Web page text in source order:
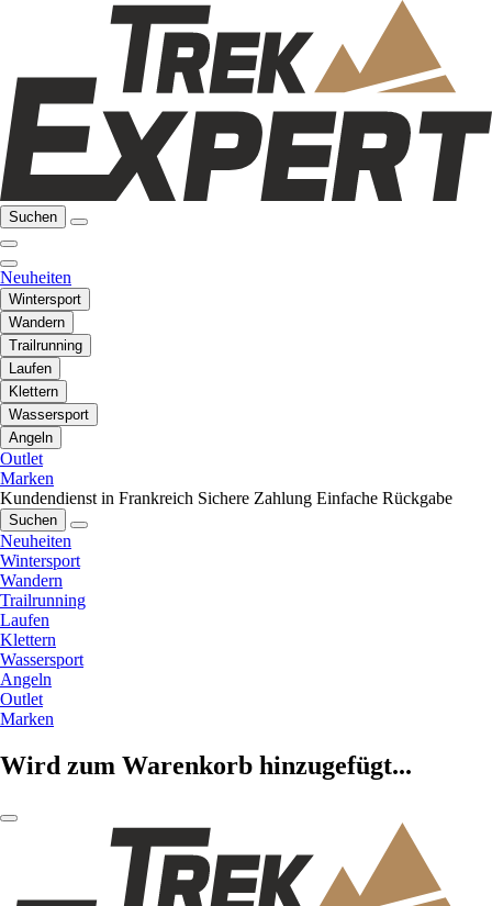
Suchen
Neuheiten
Wintersport
Wandern
Trailrunning
Laufen
Klettern
Wassersport
Angeln
Outlet
Marken
Kundendienst in Frankreich Sichere Zahlung Einfache Rückgabe
Suchen
Neuheiten
Wintersport
Wandern
Trailrunning
Laufen
Klettern
Wassersport
Angeln
Outlet
Marken
Wird zum Warenkorb hinzugefügt...